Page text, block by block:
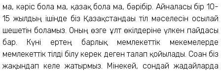
ма, кәріс бола ма, қазақ бола ма, бәрібір. Айналасы бір 10-
15 жылдың ішінде біз Қазақстандағы тіл мәселесін осылай
шешетін боламыз. Оның өзге ұлт өкілдеріне үлкен пайдасы
бар. Күні ертең барлық мемлекеттік мекемелерде
мемлекеттік тілді білу керек деген талап қойылады. Соған біз
жақындап келе жатырмыз. Мінекей, сондай жағдайларда